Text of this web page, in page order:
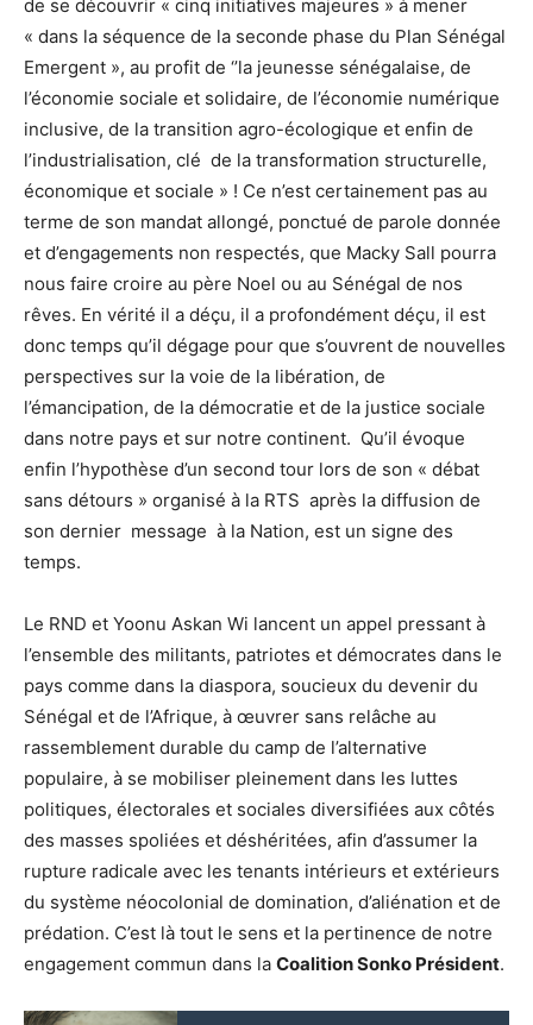
de se découvrir « cinq initiatives majeures » à mener
« dans la séquence de la seconde phase du Plan Sénégal
Emergent », au profit de ‘’la jeunesse sénégalaise, de
l’économie sociale et solidaire, de l’économie numérique
inclusive, de la transition agro-écologique et enfin de
l’industrialisation, clé de la transformation structurelle,
économique et sociale » ! Ce n’est certainement pas au
terme de son mandat allongé, ponctué de parole donnée
et d’engagements non respectés, que Macky Sall pourra
nous faire croire au père Noel ou au Sénégal de nos
rêves. En vérité il a déçu, il a profondément déçu, il est
donc temps qu’il dégage pour que s’ouvrent de nouvelles
perspectives sur la voie de la libération, de
l’émancipation, de la démocratie et de la justice sociale
dans notre pays et sur notre continent. Qu’il évoque
enfin l’hypothèse d’un second tour lors de son « débat
sans détours » organisé à la RTS après la diffusion de
son dernier message à la Nation, est un signe des
temps.
Le RND et Yoonu Askan Wi lancent un appel pressant à
l’ensemble des militants, patriotes et démocrates dans le
pays comme dans la diaspora, soucieux du devenir du
Sénégal et de l’Afrique, à œuvrer sans relâche au
rassemblement durable du camp de l’alternative
populaire, à se mobiliser pleinement dans les luttes
politiques, électorales et sociales diversifiées aux côtés
des masses spoliées et déshéritées, afin d’assumer la
rupture radicale avec les tenants intérieurs et extérieurs
du système néocolonial de domination, d’aliénation et de
prédation. C’est là tout le sens et la pertinence de notre
engagement commun dans la Coalition Sonko Président.